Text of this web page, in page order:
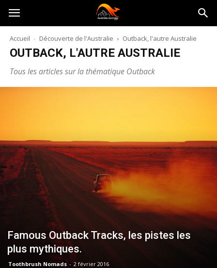
Australia-
australie.com
Accueil Découverte de l'Australie Outback, l'autre Australie
OUTBACK, L'AUTRE AUSTRALIE
Tous les articles sur la thématique Outback
Famous Outback Tracks, les pistes les
plus mythiques.
Toothbrush Nomads - 2 février 2016